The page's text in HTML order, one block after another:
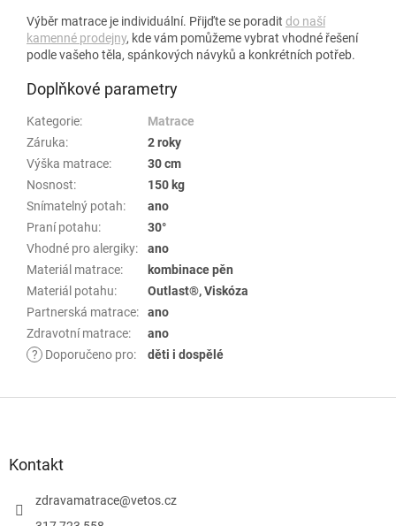
Výběr matrace je individuální. Přijďte se poradit do naší
kamenné prodejny, kde vám pomůžeme vybrat vhodné řešení
podle vašeho těla, spánkových návyků a konkrétních potřeb.
Doplňkové parametry
Kategorie:
Matrace
Záruka:
2 roky
Výška matrace:
30 cm
Nosnost:
150 kg
Snímatelný potah:
ano
Praní potahu:
30°
Vhodné pro alergiky:
ano
Materiál matrace:
kombinace pěn
Materiál potahu:
Outlast®, Viskóza
Partnerská matrace:
ano
Zdravotní matrace:
ano
?
Doporučeno pro: děti i dospělé
pKontakt
zdravamatrace@vetos.cz